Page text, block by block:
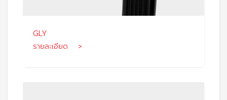
GLY
รายละเอียด >